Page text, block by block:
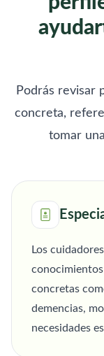
Podrás revisar
concreta,
tomar
Los
concretas
demencias,
necesidades